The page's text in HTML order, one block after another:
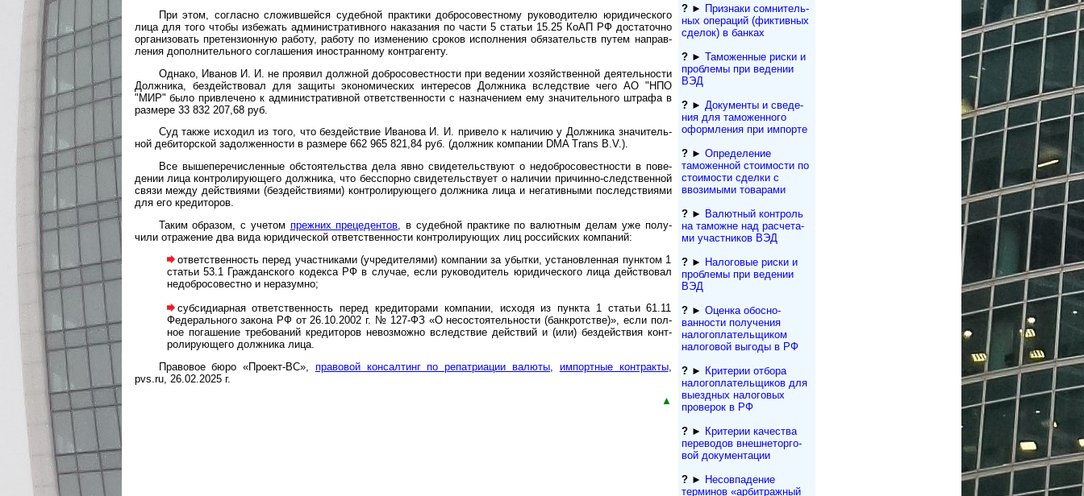
При этом, согласно сложившейся судебной практики добросо­вест­ному руко­води­телю юриди­чес­кого
лица для того чтобы избе­жать адми­нист­ратив­ного нака­зания по части 5 ста­тьи 15.25 КоАП РФ доста­точно
органи­зовать претен­зион­ную работу, работу по изме­нению сро­ков испол­нения обяза­тельств путем направ­
ления допол­нитель­ного согла­шения ино­ст­ран­ному контр­агенту.
Однако, Иванов И. И. не проявил должной добросо­вест­ности при веде­нии хозяй­ст­вен­ной дея­тель­ности
Долж­ника, без­дейст­вовал для защиты эконо­мичес­ких инте­ресов Долж­ника вслед­ствие чего АО "НПО
"МИР" было при­вле­чено к админи­стра­тив­ной ответ­ствен­ности с назна­че­нием ему значи­тель­ного штрафа в
раз­мере 33 832 207,68 руб.
Суд также исходил из того, что бездейст­вие Ива­нова И. И. при­вело к нали­чию у Долж­ника значи­тель­
ной деби­тор­ской задол­жен­ности в раз­мере 662 965 821,84 руб. (долж­ник компа­нии DMA Trans B.V.).
Все вышеперечисленные обстоятельства дела явно свиде­тель­ст­вуют о недо­бро­со­вест­но­сти в пове­
дении лица контро­лиру­ющего долж­ника, что бес­спорно свиде­тель­ст­вует о нали­чии при­чин­но-­след­ст­вен­ной
связи между дейст­виями (без­дейст­виями) конт­роли­рую­щего долж­ника лица и нега­тив­ными послед­стви­ями
для его креди­торов.
Таким образом, с учетом преж­них преце­ден­тов, в судеб­ной прак­тике по валют­ным делам уже полу­
чили отра­жение два вида юриди­чес­кой ответ­ствен­ности конт­роли­рую­щих лиц рос­сий­ских ком­паний:
ответственность перед участниками (учреди­те­лями) ком­па­нии за убы­тки, уста­нов­лен­ная пунк­том 1
ста­тьи 53.1 Граж­дан­ского коде­кса РФ в слу­чае, если руко­во­ди­тель юри­ди­чес­кого лица дейст­во­вал
недо­бро­со­ве­стно и нера­зумно;
субсидиарная ответственность перед креди­то­рами компа­нии, исходя из пун­кта 1 ста­тьи 61.11
Феде­раль­ного закона РФ от 26.10.2002 г. № 127-ФЗ «О несо­стоя­тель­ности (банк­рот­стве)», если пол­
ное пога­шение требо­ваний креди­торов невоз­можно вслед­ствие дейст­вий и (или) бездей­ствия конт­
роли­рую­щего долж­ника лица.
Правовое бюро «Проект-ВС», правовой консал­тинг по репат­риа­ции валюты, импорт­ные конт­ракты,
pvs.ru, 26.02.2025 г.
▲
?► Признаки сомнитель­
ных операций (фиктивных
сделок) в банках
?► Таможенные риски и
проблемы при ведении
ВЭД
?► Документы и све­де­
ния для та­мо­жен­но­го
офор­м­ле­ния при импорте
?► Определение
таможенной стоимости по
стоимости сделки с
ввозимыми товарами
?► Валютный контроль
на таможне над рас­че­та­
ми участников ВЭД
?► Налоговые риски и
проблемы при ведении
ВЭД
?► Оценка обосно­
ванности получения
налогоплательщиком
налоговой выгоды в РФ
?► Критерии отбора
налогоплательщиков для
выездных налоговых
проверок в РФ
?► Критерии качества
переводов внешне­тор­го­
вой документации
?► Несовпадение
терминов «арбитражный